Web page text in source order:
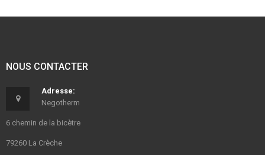
NOUS CONTACTER
Adresse:
Negotherm
6 chemin de la bicètre
79260 La Crèche